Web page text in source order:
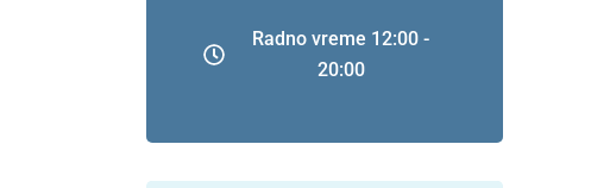
Radno vreme 12:00 -
20:00